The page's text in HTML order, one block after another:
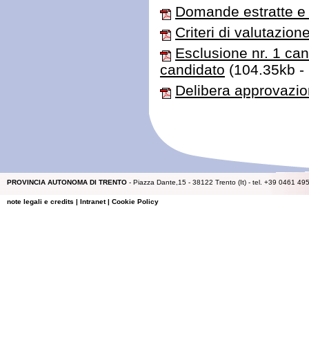
Domande estratte
Criteri di
Esclusione nr. 1
candidato (104.35kb -
Delibera
PROVINCIA AUTONOMA DI TRENTO - Piazza Dante,15 - 38122 Trento (It) - tel. +39 0461
note legali e credits Intranet| Cookie Policy